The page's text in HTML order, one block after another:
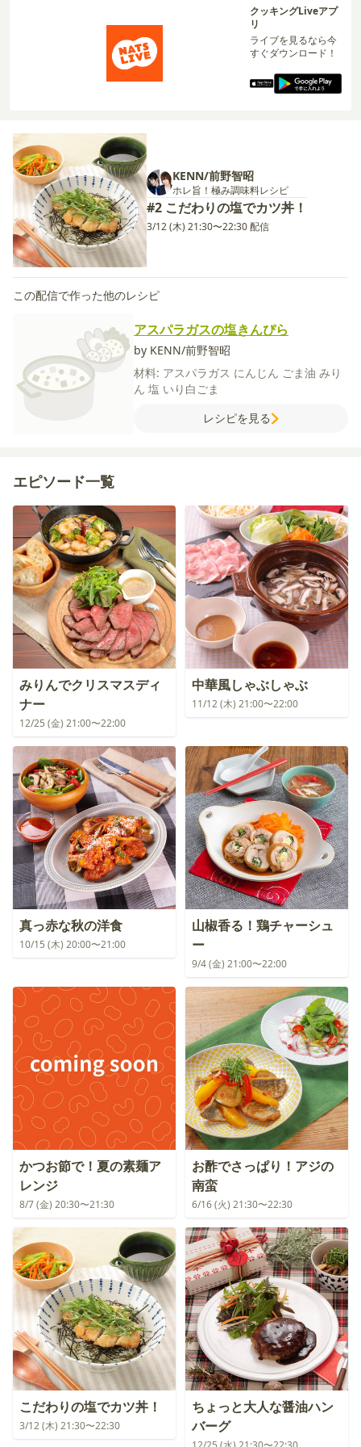
クッキングLiveアプ
リ
ライブを見るなら今
すぐダウンロード！
KENN/前野智昭
ホレ旨！極み調味料レシピ
#2 こだわりの塩でカツ丼！
3/12 (木) 21:30〜22:30 配信
この配信で作った他のレシピ
アスパラガスの塩きんぴら
by KENN/前野智昭
材料: アスパラガス にんじん ごま油 みり
ん 塩 いり白ごま
レシピを見る
エピソード一覧
みりんでクリスマスディ
ナー
12/25 (金) 21:00〜22:00
中華風しゃぶしゃぶ
11/12 (木) 21:00〜22:00
真っ赤な秋の洋食
10/15 (木) 20:00〜21:00
山椒香る！鶏チャーシュ
ー
9/4 (金) 21:00〜22:00
かつお節で！夏の素麺ア
レンジ
8/7 (金) 20:30〜21:30
お酢でさっぱり！アジの
南蛮
6/16 (火) 21:30〜22:30
こだわりの塩でカツ丼！
3/12 (木) 21:30〜22:30
ちょっと大人な醤油ハン
バーグ